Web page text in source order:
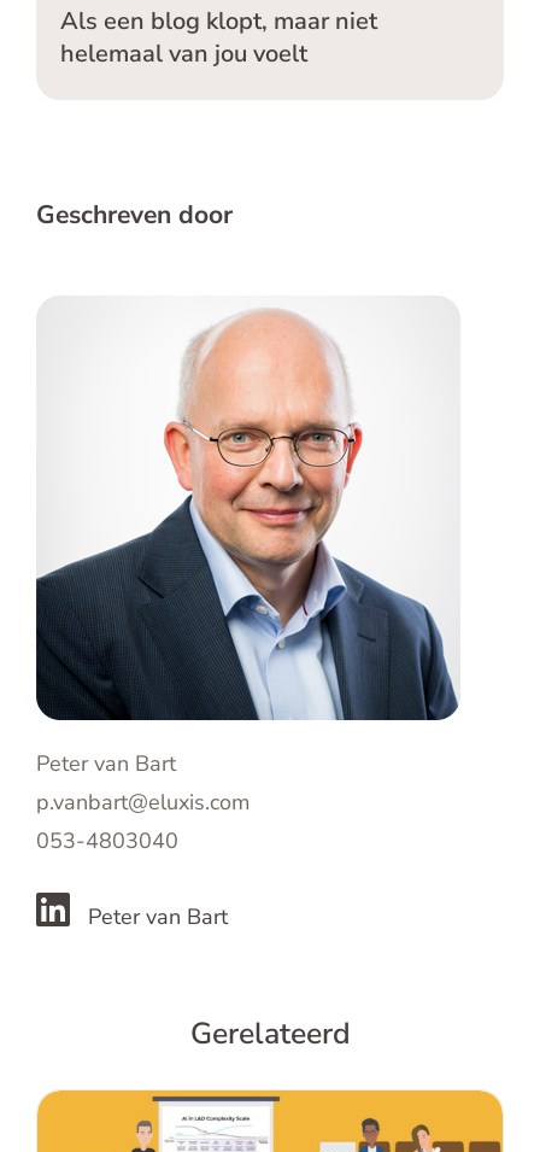
Als een blog klopt, maar niet
helemaal van jou voelt
Geschreven door
Peter van Bart
p.vanbart@eluxis.com
053-4803040
Peter van Bart
Gerelateerd
De toekomst van AI in Learning &